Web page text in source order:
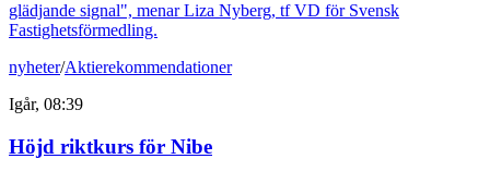
glädjande signal", menar Liza Nyberg, tf VD för Svensk
Fastighetsförmedling.
nyheter/Aktierekommendationer
Igår, 08:39
Höjd riktkurs för Nibe